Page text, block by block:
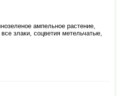
ампельное растение,
злаки, соцветия метельчатые,